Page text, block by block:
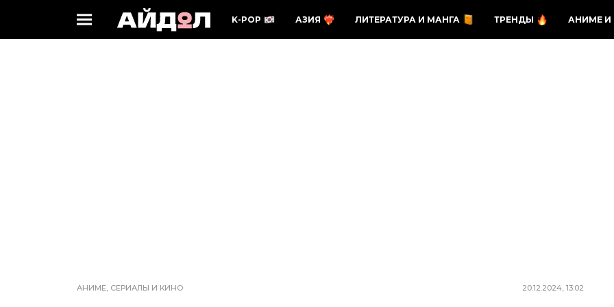
K-POP АЗИЯ ЛИТЕРАТУРА И МАНГА ТРЕНДЫ АНИМЕ И
АНИМЕ, СЕРИАЛЫ И КИНО 20.12.2024, 13:02